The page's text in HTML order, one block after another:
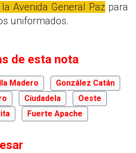
Avenida General Paz para
uniformados.
de esta nota
Madero
González Catán
Ciudadela
Oeste
Fuerte Apache